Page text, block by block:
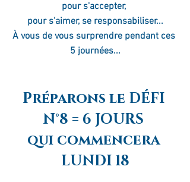
pour s'accepter,
pour s'aimer, se responsabiliser...
À vous de vous surprendre pendant ces
5 journées...
Préparons le DÉFI
N°8 = 6 JOURS
qui commencera
LUNDI 18